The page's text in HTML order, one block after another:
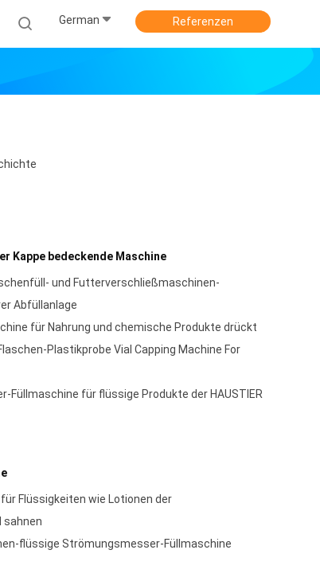
German Referenzen
Kappe bedeckende Maschine
und Futterverschließmaschinen-
Abfüllanlage
für Nahrung und chemische Produkte drückt
Plastikprobe Vial Capping Machine For
für flüssige Produkte der HAUSTIER
Flüssigkeiten wie Lotionen der
sahnen
flüssige Strömungsmesser-Füllmaschine